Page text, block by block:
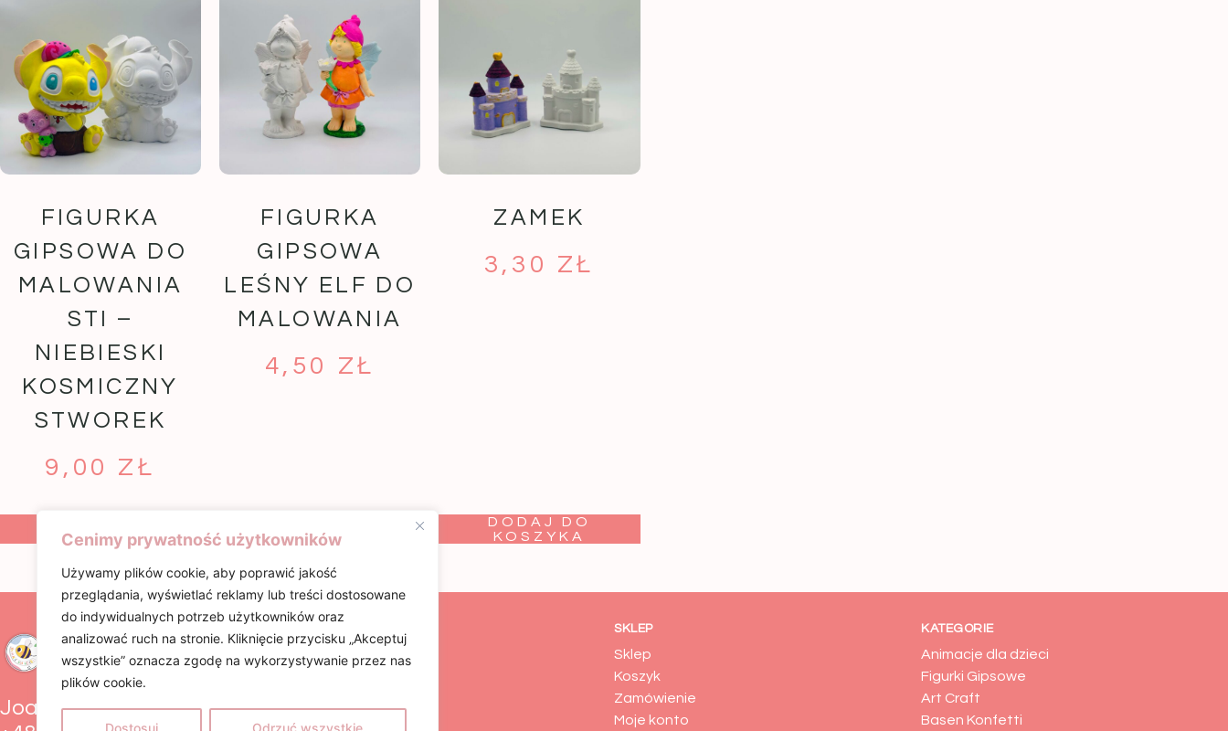
Cenimy prywatność użytkowników
Używamy plików cookie, aby poprawić jakość
przeglądania, wyświetlać reklamy lub treści dostosowane
do indywidualnych potrzeb użytkowników oraz
analizować ruch na stronie. Kliknięcie przycisku „Akceptuj
wszystkie” oznacza zgodę na wykorzystywanie przez nas
plików cookie.
Dostosuj Odrzuć wszystkie
FIGURKA
GIPSOWA DO
MALOWANIA
STI –
NIEBIESKI
KOSMICZNY
STWOREK
9,00 ZŁ
KOSZYKA
FIGURKA
GIPSOWA
LEŚNY ELF DO
MALOWANIA
4,50 ZŁ
KOSZYKA
ZAMEK
3,30 ZŁ
DODAJ DO
KOSZYKA
Joanna Pik
Regulamin
SKLEP
Sklep
Koszyk
Zamówienie
Moje konto
KATEGORIE
Animacje dla dzieci
Figurki Gipsowe
Art Craft
Basen Konfetti